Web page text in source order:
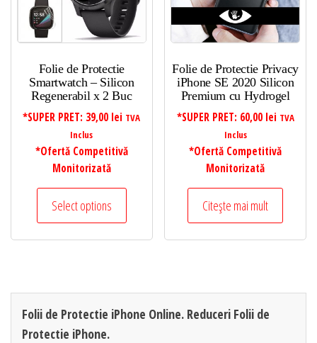
Folie de Protectie
Smartwatch – Silicon
Regenerabil x 2 Buc
*SUPER PRET: 39,00 lei TVA
Inclus
*Ofertă Competitivă
Monitorizată
Select options
Folie de Protectie Privacy
iPhone SE 2020 Silicon
Premium cu Hydrogel
*SUPER PRET: 60,00 lei TVA
Inclus
*Ofertă Competitivă
Monitorizată
Citește mai mult
Folii de Protectie iPhone Online. Reduceri Folii de
Protectie iPhone.